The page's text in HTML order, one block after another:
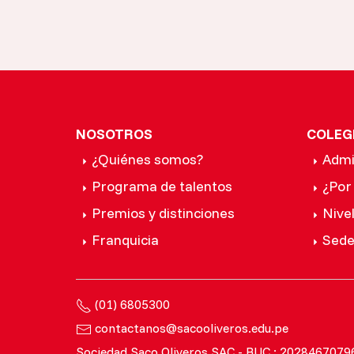
NOSOTROS
¿Quiénes somos?
Programa de talentos
Premios y distinciones
Franquicia
(01) 6805300
contactanos@sacooliveros.edu.pe